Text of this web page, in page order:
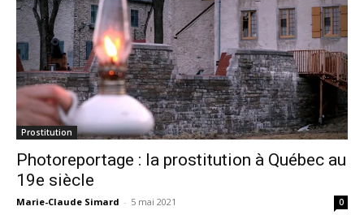
Prostitution
Photoreportage : la prostitution à Québec au
19e siècle
Marie-Claude Simard - 5 mai 2021 0